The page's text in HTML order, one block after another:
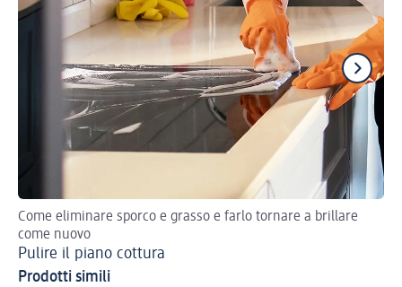
Come eliminare sporco e grasso e farlo tornare a brillare
come nuovo
Pulire il piano cottura
Prodotti simili